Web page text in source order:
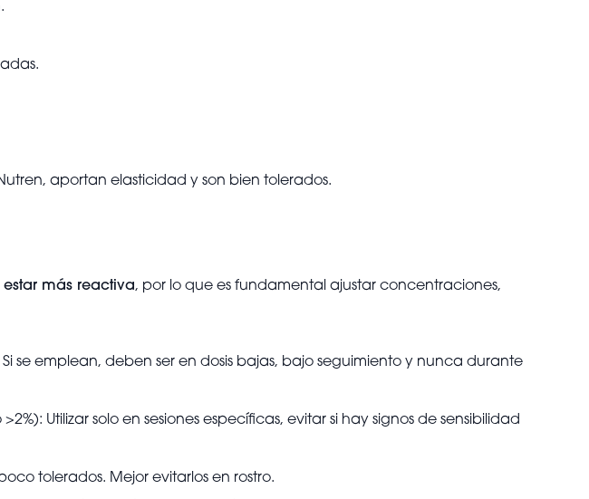
aportan elasticidad y son bien tolerados.
más reactiva, por lo que es fundamental ajustar concentraciones,
Si se emplean, deben ser en dosis bajas, bajo seguimiento y nunca durante
Utilizar solo en sesiones específicas, evitar si hay signos de sensibilidad
tolerados. Mejor evitarlos en rostro.